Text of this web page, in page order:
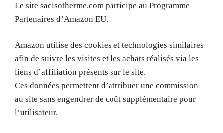
Le site sacisotherme.com participe au Programme
Partenaires d’Amazon EU.
Amazon utilise des cookies et technologies similaires
afin de suivre les visites et les achats réalisés via les
liens d’affiliation présents sur le site.
Ces données permettent d’attribuer une commission
au site sans engendrer de coût supplémentaire pour
l’utilisateur.